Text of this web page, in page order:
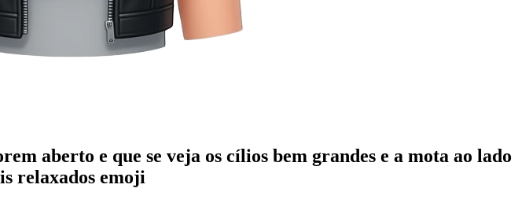
aberto e que se veja os cílios bem grandes e a mota ao lado
relaxados emoji